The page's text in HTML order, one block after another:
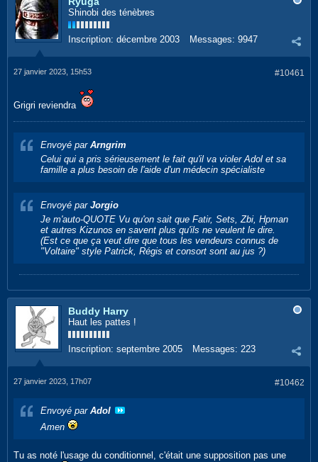
Shinobi des ténèbres
Inscription: décembre 2003 Messages: 9947
#10461
27 janvier 2023, 15h53
Grigri reviendra
Envoyé par Arngrim
Celui qui a pris sérieusement le fait qu'il va violer Adol et sa
famille a plus besoin de l'aide d'un médecin spécialiste
Envoyé par Jorgio
Je m'auto-QUOTE Vu qu'on sait que Fatir, Sets, Zbi, Hpman
et autres Kizunos en savent plus qu'ils ne veulent le dire.
(Est ce que ça veut dire que tous les vendeurs connus de
"Voltaire" style Patrick, Régis et consort sont au jus ?)
Buddy Harry
Haut les pattes !
Inscription: septembre 2005 Messages: 223
#10462
27 janvier 2023, 17h07
Envoyé par Adol
Amen
Tu as noté l'usage du conditionnel, c'était une supposition pas une